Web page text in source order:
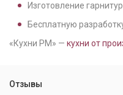
Изготовление
Бесплатную
«Кухни РМ» — кухни от
Отзывы